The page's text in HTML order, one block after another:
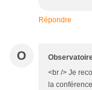
Répondre
O
<br /> Je
la